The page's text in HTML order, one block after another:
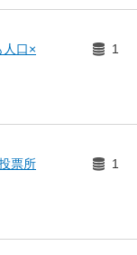
口×
1
票所
1